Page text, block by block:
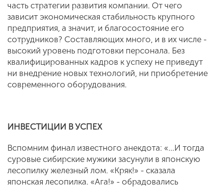
часть стратегии развития компании. От чего
зависит экономическая ста­бильность крупного
предприятия, а значит, и благосостояние его
сотруд­ников? Составляющих много, и в их числе -
высокий уровень подготовки персонала. Без
квалифицированных кадров к успеху не приведут
ни вне­дрение новых технологий, ни приоб­ретение
современного оборудования.
ИНВЕСТИЦИИ В УСПЕХ
Вспомним финал известного анекдота: «...И тогда
суровые сибирские мужики засунули в японскую
лесопилку желез­ный лом. «Кряк!» - сказала
японская ле­сопилка. «Ага!» - обрадовались